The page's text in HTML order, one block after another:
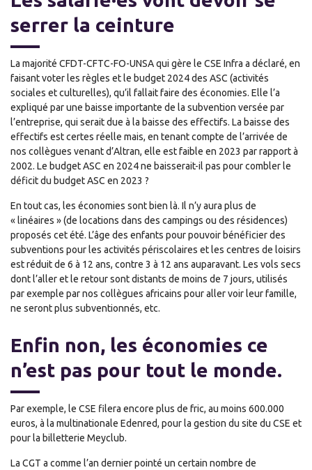
serrer la ceinture
La majorité CFDT-CFTC-FO-UNSA qui gère le CSE Infra a déclaré, en
faisant voter les règles et le budget 2024 des ASC (activités
sociales et culturelles), qu’il fallait faire des économies. Elle l’a
expliqué par une baisse importante de la subvention versée par
l’entreprise, qui serait due à la baisse des effectifs. La baisse des
effectifs est certes réelle mais, en tenant compte de l’arrivée de
nos collègues venant d’Altran, elle est faible en 2023 par rapport à
2002. Le budget ASC en 2024 ne baisserait-il pas pour combler le
déficit du budget ASC en 2023 ?
En tout cas, les économies sont bien là. Il n’y aura plus de
« linéaires » (de locations dans des campings ou des résidences)
proposés cet été. L’âge des enfants pour pouvoir bénéficier des
subventions pour les activités périscolaires et les centres de loisirs
est réduit de 6 à 12 ans, contre 3 à 12 ans auparavant. Les vols secs
dont l’aller et le retour sont distants de moins de 7 jours, utilisés
par exemple par nos collègues africains pour aller voir leur famille,
ne seront plus subventionnés, etc.
Enfin non, les économies ce
n’est pas pour tout le monde.
Par exemple, le CSE filera encore plus de fric, au moins 600.000
euros, à la multinationale Edenred, pour la gestion du site du CSE et
pour la billetterie Meyclub.
La CGT a comme l’an dernier pointé un certain nombre de